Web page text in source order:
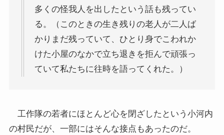
多くの怪我人を出したという話も残ってい
る。（このときの生き残りの老人が二人ば
かりまだ残っていて、ひとり身でこわれか
けた小屋のなかで立ち退きを拒んで頑張っ
ていて私たちに往時を語ってくれた。）
工作隊の若者にほとんど心を閉ざしたという小河内
の村民だが、一部にはそんな接点もあったのだ。